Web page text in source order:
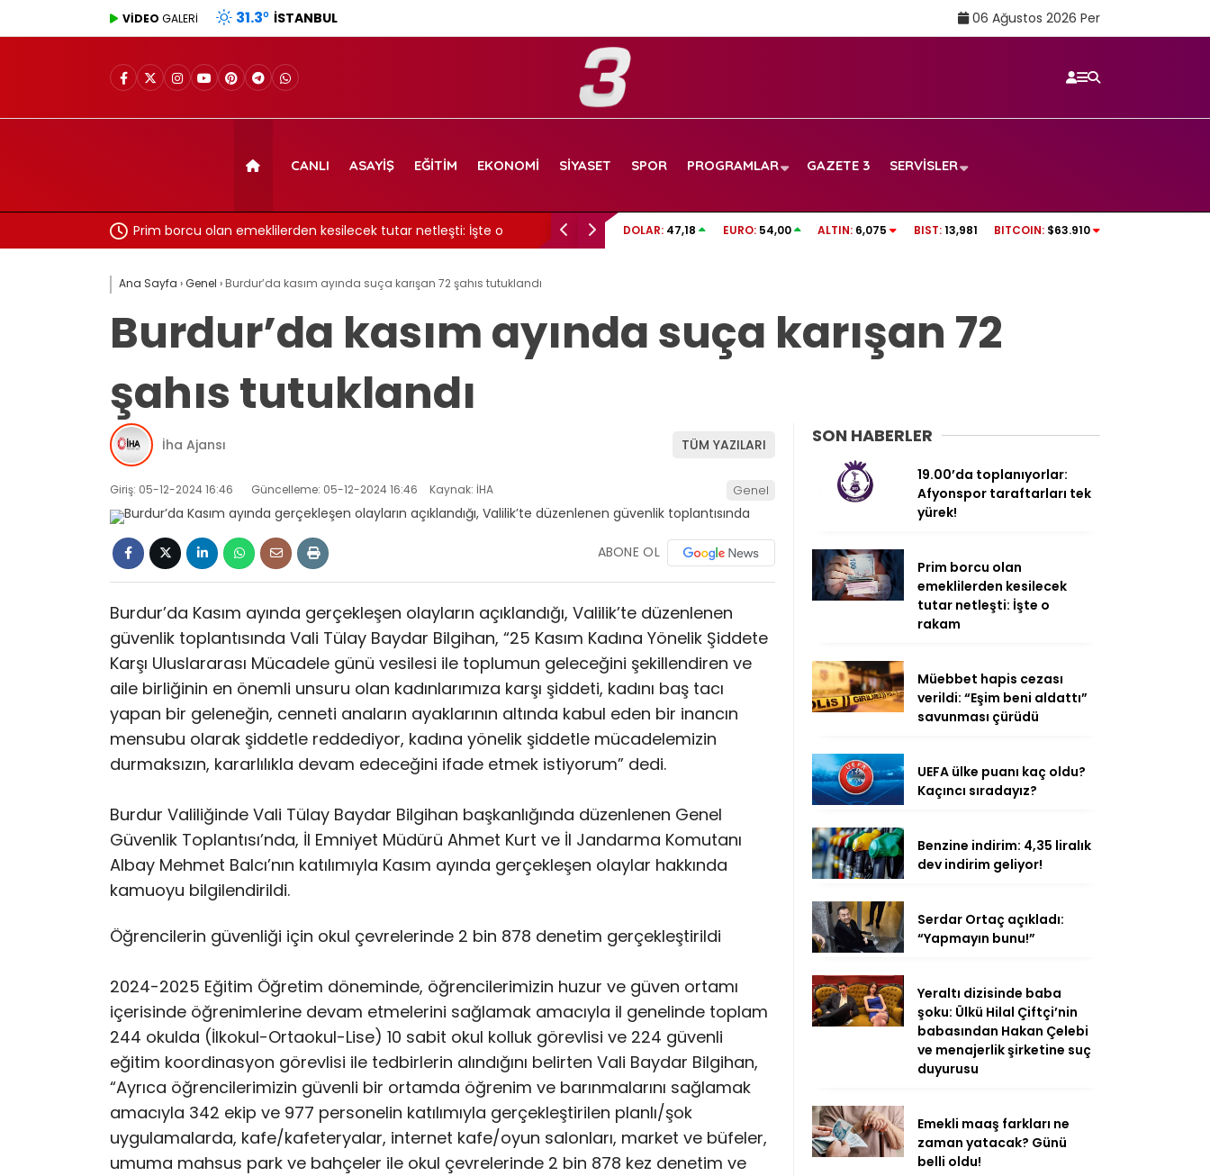
VİDEO GALERİ 31.3° İSTANBUL 06 Ağustos 2026 Per
CANLI ASAYIŞ EĞITIM EKONOMI SIYASET SPOR PROGRAMLAR GAZETE 3 SERVISLER
Prim borcu olan emeklilerden kesilecek tutar netleşti: İşte o
19.00’da toplanıyorlar: Afyonspor taraftarları tek yürek!
Prim borcu olan emeklilerden kesilecek
DOLAR: 47,18 EURO: 54,00 ALTIN: 6,075 BIST: 13,981 BITCOIN: $63.910
Ana Sayfa ›Genel › Burdur’da kasım ayında suça karışan 72 şahıs tutuklandı
Burdur’da kasım ayında suça karışan 72
şahıs tutuklandı
İha Ajansı TÜM YAZILARI
Giriş: 05-12-2024 16:46 Güncelleme: 05-12-2024 16:46 Kaynak: İHA Genel
ABONE OL
Burdur’da Kasım ayında gerçekleşen olayların açıklandığı, Valilik’te düzenlenen
güvenlik toplantısında Vali Tülay Baydar Bilgihan, “25 Kasım Kadına Yönelik Şiddete
Karşı Uluslararası Mücadele günü vesilesi ile toplumun geleceğini şekillendiren ve
aile birliğinin en önemli unsuru olan kadınlarımıza karşı şiddeti, kadını baş tacı
yapan bir geleneğin, cenneti anaların ayaklarının altında kabul eden bir inancın
mensubu olarak şiddetle reddediyor, kadına yönelik şiddetle mücadelemizin
durmaksızın, kararlılıkla devam edeceğini ifade etmek istiyorum” dedi.
Burdur Valiliğinde Vali Tülay Baydar Bilgihan başkanlığında düzenlenen Genel
Güvenlik Toplantısı’nda, İl Emniyet Müdürü Ahmet Kurt ve İl Jandarma Komutanı
Albay Mehmet Balcı’nın katılımıyla Kasım ayında gerçekleşen olaylar hakkında
kamuoyu bilgilendirildi.
Öğrencilerin güvenliği için okul çevrelerinde 2 bin 878 denetim gerçekleştirildi
2024-2025 Eğitim Öğretim döneminde, öğrencilerimizin huzur ve güven ortamı
içerisinde öğrenimlerine devam etmelerini sağlamak amacıyla il genelinde toplam
244 okulda (İlkokul-Ortaokul-Lise) 10 sabit okul kolluk görevlisi ve 224 güvenli
eğitim koordinasyon görevlisi ile tedbirlerin alındığını belirten Vali Baydar Bilgihan,
“Ayrıca öğrencilerimizin güvenli bir ortamda öğrenim ve barınmalarını sağlamak
amacıyla 342 ekip ve 977 personelin katılımıyla gerçekleştirilen planlı/şok
uygulamalarda, kafe/kafeteryalar, internet kafe/oyun salonları, market ve büfeler,
umuma mahsus park ve bahçeler ile okul çevrelerinde 2 bin 878 kez denetim ve
SON HABERLER
19.00’da toplanıyorlar:
Afyonspor taraftarları tek
yürek!
Prim borcu olan
emeklilerden kesilecek
tutar netleşti: İşte o
rakam
Müebbet hapis cezası
verildi: “Eşim beni aldattı”
savunması çürüdü
UEFA ülke puanı kaç oldu?
Kaçıncı sıradayız?
Benzine indirim: 4,35 liralık
dev indirim geliyor!
Serdar Ortaç açıkladı:
“Yapmayın bunu!”
Yeraltı dizisinde baba
şoku: Ülkü Hilal Çiftçi’nin
babasından Hakan Çelebi
ve menajerlik şirketine suç
duyurusu
Emekli maaş farkları ne
zaman yatacak? Günü
belli oldu!